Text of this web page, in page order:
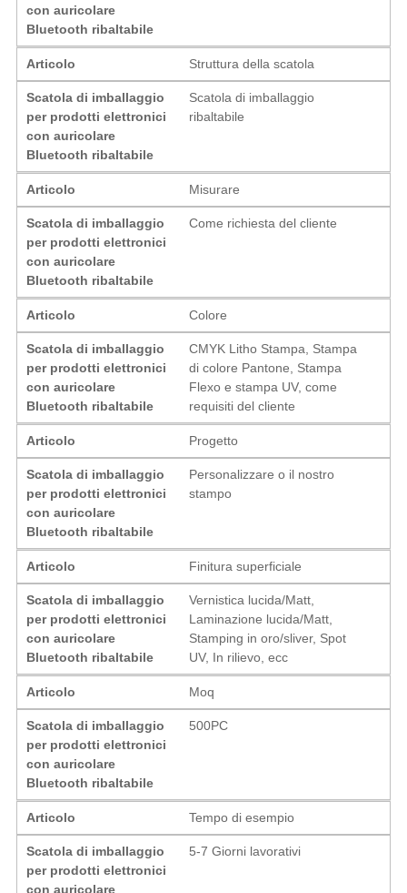
con auricolare
Bluetooth ribaltabile
Articolo Struttura della scatola
Scatola di imballaggio
per prodotti elettronici
con auricolare
Bluetooth ribaltabile
Scatola di imballaggio
ribaltabile
Articolo Misurare
Scatola di imballaggio
per prodotti elettronici
con auricolare
Bluetooth ribaltabile
Come richiesta del cliente
Articolo Colore
Scatola di imballaggio
per prodotti elettronici
con auricolare
Bluetooth ribaltabile
CMYK Litho Stampa, Stampa
di colore Pantone, Stampa
Flexo e stampa UV, come
requisiti del cliente
Articolo Progetto
Scatola di imballaggio
per prodotti elettronici
con auricolare
Bluetooth ribaltabile
Personalizzare o il nostro
stampo
Articolo Finitura superficiale
Scatola di imballaggio
per prodotti elettronici
con auricolare
Bluetooth ribaltabile
Vernistica lucida/Matt,
Laminazione lucida/Matt,
Stamping in oro/sliver, Spot
UV, In rilievo, ecc
Articolo Moq
Scatola di imballaggio
per prodotti elettronici
con auricolare
Bluetooth ribaltabile
500PC
Articolo Tempo di esempio
Scatola di imballaggio
per prodotti elettronici
con auricolare
5-7 Giorni lavorativi